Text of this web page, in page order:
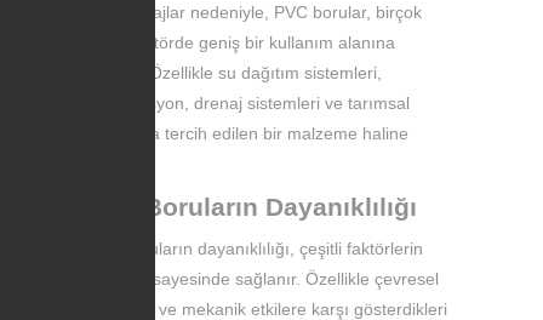
Bu avantajlar nedeniyle, PVC borular, birçok
farklı sektörde geniş bir kullanım alanına
sahiptir. Özellikle su dağıtım sistemleri,
kanalizasyon, drenaj sistemleri ve tarımsal
sulamada tercih edilen bir malzeme haline
PVC Boruların Dayanıklılığı
PVC boruların dayanıklılığı, çeşitli faktörlerin
birleşimi sayesinde sağlanır. Özellikle çevresel
koşullara ve mekanik etkilere karşı gösterdikleri